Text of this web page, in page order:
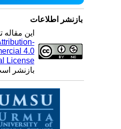
بازنشر اطلاعات
این مقاله
4.0
License
بازنشر